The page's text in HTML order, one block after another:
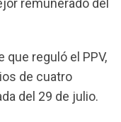
remunerado del
que reguló el PPV,
de cuatro
del 29 de julio.